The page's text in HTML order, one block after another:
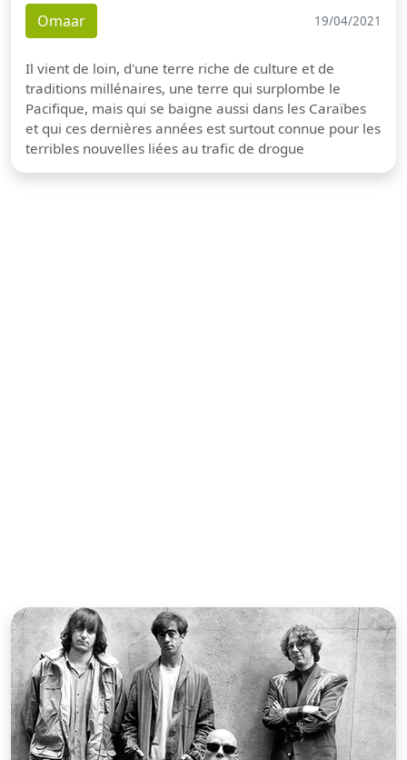
Omaar 19/04/2021
Il vient de loin, d'une terre riche de culture et de
traditions millénaires, une terre qui surplombe le
Pacifique, mais qui se baigne aussi dans les Caraïbes
et qui ces dernières années est surtout connue pour les
terribles nouvelles liées au trafic de drogue